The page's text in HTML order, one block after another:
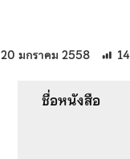
20 มกราคม 2558 แก้ไขล่
ชื่อหนังสือ